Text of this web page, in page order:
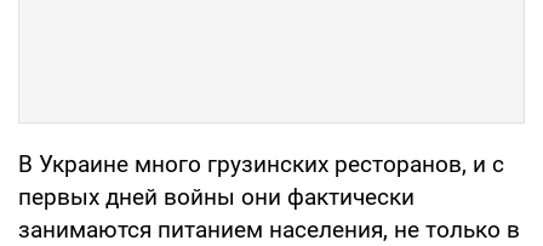
В Украине много грузинских ресторанов, и с
первых дней войны они фактически
занимаются питанием населения, не только в